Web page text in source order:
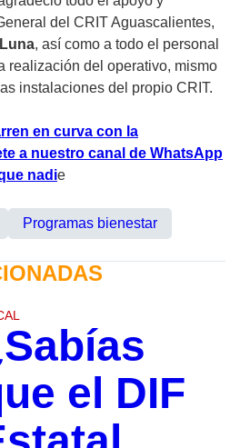
del CRIT Aguascalientes,
, así como a todo el personal
realización del operativo, mismo
instalaciones del propio CRIT.
en curva con la
a nuestro canal de WhatsApp
nadie
Programas bienestar
el DIF